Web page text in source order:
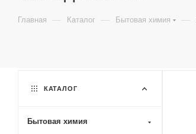
Главная — Каталог — Бытовая химия —
КАТАЛОГ
Бытовая химия